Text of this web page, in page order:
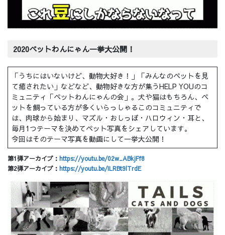
2020ペットわんにゃん一挙大公開！
「うちにはいないけど、動物大好き！」「みんなのペットを見
て癒されたい」などなど、動物好きな方が集うHELP YOUのコ
ミュニティ「ペットわんにゃんの会」。犬や猫はもちろん、ペ
ットを飼っている方が多くいらっしゃるこのコミュニティで
は、肉球から始まり、マズル・おしっぽ・ハロウィン・耳と、
毎月1つテーマを決めてペット写真をシェアしています。
今回はそのテーマ写真を動画にして一挙大公開！
第1弾アーカイブ： https://youtu.be/02w_ABkjFf8
第2弾アーカイブ： https://youtu.be/ILRBt9lTrdE